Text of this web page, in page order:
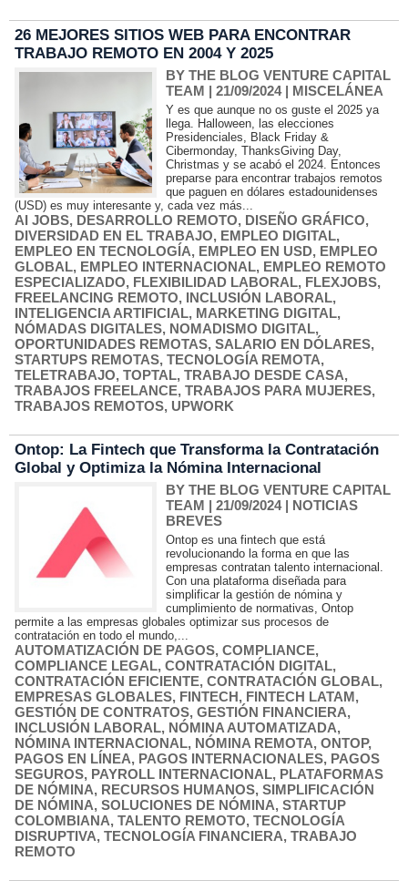
26 MEJORES SITIOS WEB PARA ENCONTRAR
TRABAJO REMOTO EN 2004 Y 2025
BY THE BLOG VENTURE CAPITAL
TEAM | 21/09/2024| MISCELÁNEA
Y es que aunque no os guste el 2025 ya
llega. Halloween, las elecciones
Presidenciales, Black Friday &
Cibermonday, ThanksGiving Day,
Christmas y se acabó el 2024. Entonces
preparse para encontrar trabajos remotos
que paguen en dólares estadounidenses
(USD) es muy interesante y, cada vez más...
AI JOBS, DESARROLLO REMOTO, DISEÑO GRÁFICO,
DIVERSIDAD EN EL TRABAJO, EMPLEO DIGITAL,
EMPLEO EN TECNOLOGÍA, EMPLEO EN USD, EMPLEO
GLOBAL, EMPLEO INTERNACIONAL, EMPLEO REMOTO
ESPECIALIZADO, FLEXIBILIDAD LABORAL, FLEXJOBS,
FREELANCING REMOTO, INCLUSIÓN LABORAL,
INTELIGENCIA ARTIFICIAL, MARKETING DIGITAL,
NÓMADAS DIGITALES, NOMADISMO DIGITAL,
OPORTUNIDADES REMOTAS, SALARIO EN DÓLARES,
STARTUPS REMOTAS, TECNOLOGÍA REMOTA,
TELETRABAJO, TOPTAL, TRABAJO DESDE CASA,
TRABAJOS FREELANCE, TRABAJOS PARA MUJERES,
TRABAJOS REMOTOS, UPWORK
Ontop: La Fintech que Transforma la Contratación
Global y Optimiza la Nómina Internacional
BY THE BLOG VENTURE CAPITAL
TEAM | 21/09/2024| NOTICIAS
BREVES
Ontop es una fintech que está
revolucionando la forma en que las
empresas contratan talento internacional.
Con una plataforma diseñada para
simplificar la gestión de nómina y
cumplimiento de normativas, Ontop
permite a las empresas globales optimizar sus procesos de
contratación en todo el mundo,...
AUTOMATIZACIÓN DE PAGOS, COMPLIANCE,
COMPLIANCE LEGAL, CONTRATACIÓN DIGITAL,
CONTRATACIÓN EFICIENTE, CONTRATACIÓN GLOBAL,
EMPRESAS GLOBALES, FINTECH, FINTECH LATAM,
GESTIÓN DE CONTRATOS, GESTIÓN FINANCIERA,
INCLUSIÓN LABORAL, NÓMINA AUTOMATIZADA,
NÓMINA INTERNACIONAL, NÓMINA REMOTA, ONTOP,
PAGOS EN LÍNEA, PAGOS INTERNACIONALES, PAGOS
SEGUROS, PAYROLL INTERNACIONAL, PLATAFORMAS
DE NÓMINA, RECURSOS HUMANOS, SIMPLIFICACIÓN
DE NÓMINA, SOLUCIONES DE NÓMINA, STARTUP
COLOMBIANA, TALENTO REMOTO, TECNOLOGÍA
DISRUPTIVA, TECNOLOGÍA FINANCIERA, TRABAJO
REMOTO